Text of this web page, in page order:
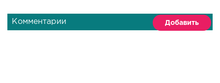
Комментарии Добавить